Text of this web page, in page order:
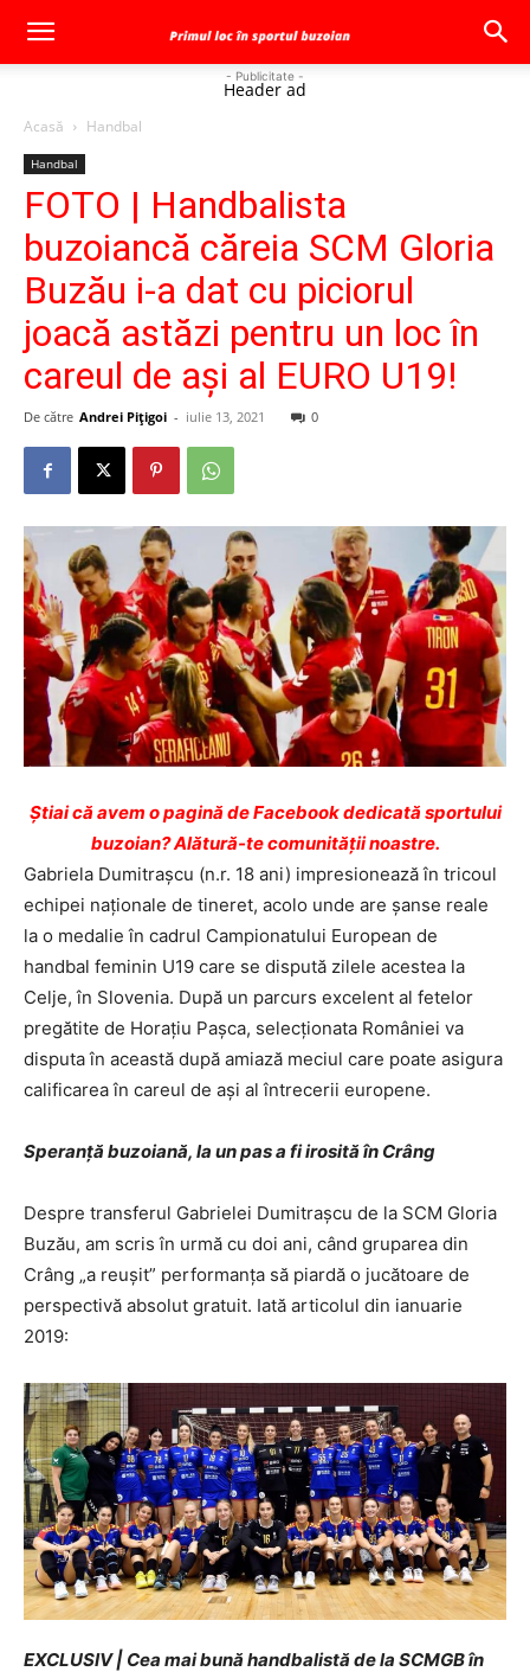
- Publicitate -
Header ad
Acasă Handbal
Handbal
FOTO | Handbalista
buzoiancă căreia SCM Gloria
Buzău i-a dat cu piciorul
joacă astăzi pentru un loc în
careul de aşi al EURO U19!
De către Andrei Pițigoi - iulie 13, 2021 0
Ştiai că avem o pagină de Facebook dedicată sportului
buzoian? Alătură-te comunității noastre.
Gabriela Dumitrașcu (n.r. 18 ani) impresionează în tricoul
echipei naţionale de tineret, acolo unde are şanse reale
la o medalie în cadrul Campionatului European de
handbal feminin U19 care se dispută zilele acestea la
Celje, în Slovenia. După un parcurs excelent al fetelor
pregătite de Horaţiu Paşca, selecţionata României va
disputa în această după amiază meciul care poate asigura
calificarea în careul de aşi al întrecerii europene.
Speranţă buzoiană, la un pas a fi irosită în Crâng
Despre transferul Gabrielei Dumitraşcu de la SCM Gloria
Buzău, am scris în urmă cu doi ani, când gruparea din
Crâng „a reuşit” performanţa să piardă o jucătoare de
perspectivă absolut gratuit. Iată articolul din ianuarie
2019:
EXCLUSIV | Cea mai bună handbalistă de la SCMGB în